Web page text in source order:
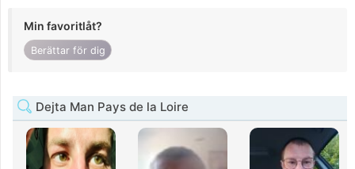
Min favoritlåt?
Berättar för dig
Dejta Man Pays de la Loire